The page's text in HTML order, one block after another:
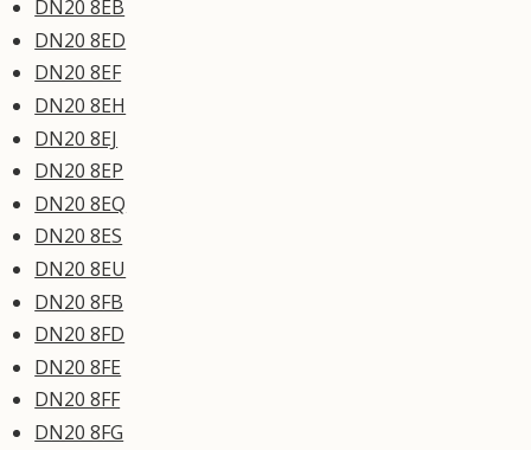
DN20 8EB
DN20 8ED
DN20 8EF
DN20 8EH
DN20 8EJ
DN20 8EP
DN20 8EQ
DN20 8ES
DN20 8EU
DN20 8FB
DN20 8FD
DN20 8FE
DN20 8FF
DN20 8FG